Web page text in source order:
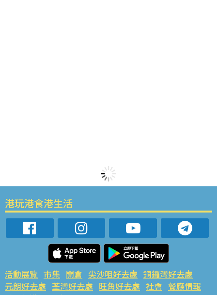
港玩港食港生活
活動展覽 市集 開倉 尖沙咀好去處 銅鑼灣好去處
元朗好去處 荃灣好去處 旺角好去處 社會 餐廳情報